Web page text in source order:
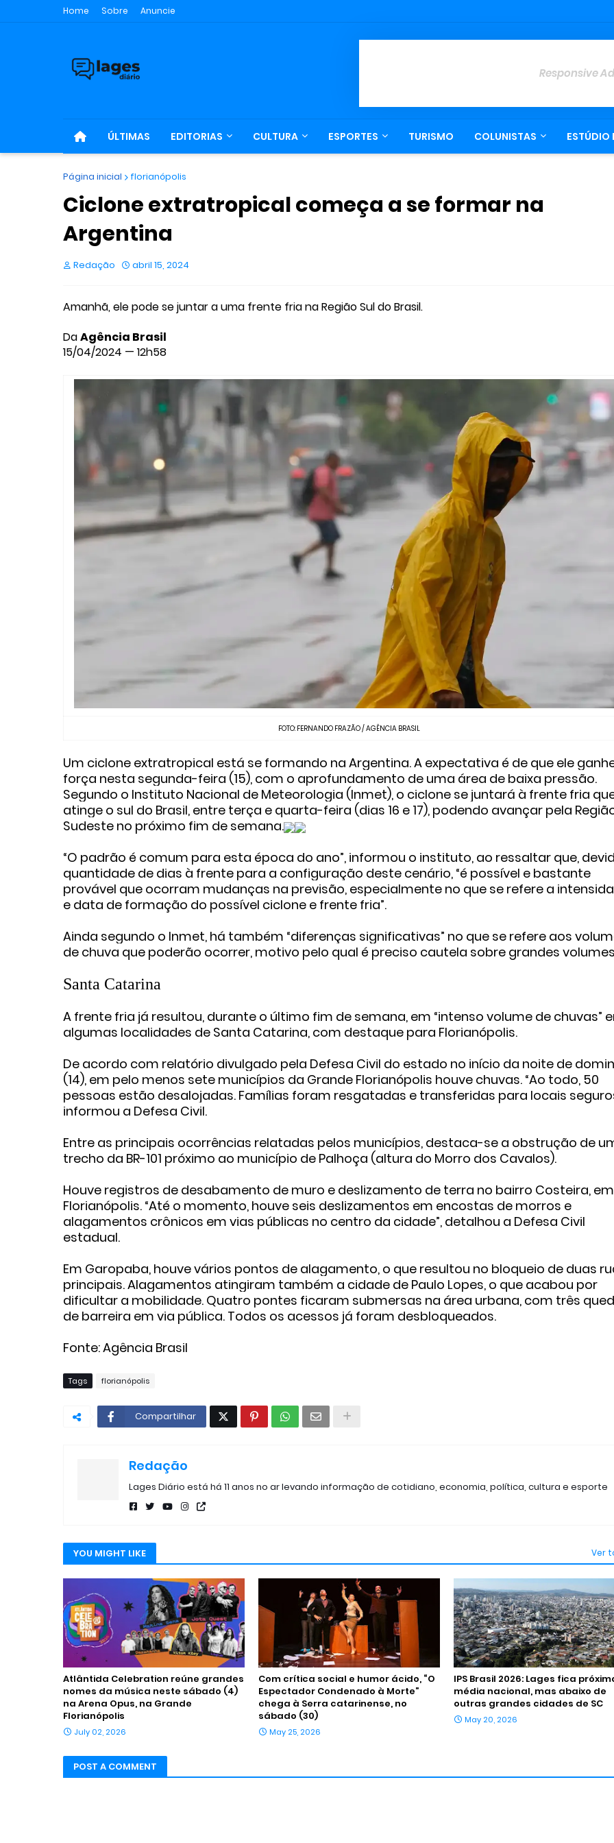
Home Sobre Anuncie
Responsive
ÚLTIMAS EDITORIAS CULTURA ESPORTES TURISMO COLUNISTAS ESTÚDIO
Página inicial florianópolis
Ciclone extratropical começa a se formar na
Argentina
Redação abril 15, 2024
Amanhã, ele pode se juntar a uma frente fria na Região Sul do Brasil.
DaAgência Brasil
15/04/2024 — 12h58
FOTO: FERNANDO FRAZÃO / AGÊNCIA BRASIL
Um ciclone extratropical está se formando na Argentina. A expectativa é de que ele
força nesta segunda-feira (15), com o aprofundamento de uma área de baixa pressão.
Segundo o Instituto Nacional de Meteorologia (Inmet), o ciclone se juntará à frente fria
atinge o sul do Brasil, entre terça e quarta-feira (dias 16 e 17), podendo avançar pela
Sudeste no próximo fim de semana.
“O padrão é comum para esta época do ano”, informou o instituto, ao ressaltar que,
quantidade de dias à frente para a configuração deste cenário, “é possível e bastante
provável que ocorram mudanças na previsão, especialmente no que se refere a
e data de formação do possível ciclone e frente fria”.
Ainda segundo o Inmet, há também “diferenças significativas” no que se refere aos
de chuva que poderão ocorrer, motivo pelo qual é preciso cautela sobre grandes
Santa Catarina
A frente fria já resultou, durante o último fim de semana, em “intenso volume de chuvas”
algumas localidades de Santa Catarina, com destaque para Florianópolis.
De acordo com relatório divulgado pela Defesa Civil do estado no início da noite de
(14), em pelo menos sete municípios da Grande Florianópolis houve chuvas. “Ao todo, 50
pessoas estão desalojadas. Famílias foram resgatadas e transferidas para locais
informou a Defesa Civil.
Entre as principais ocorrências relatadas pelos municípios, destaca-se a obstrução de
trecho da BR-101 próximo ao município de Palhoça (altura do Morro dos Cavalos).
Houve registros de desabamento de muro e deslizamento de terra no bairro Costeira, em
Florianópolis. “Até o momento, houve seis deslizamentos em encostas de morros e
alagamentos crônicos em vias públicas no centro da cidade”, detalhou a Defesa Civil
estadual.
Em Garopaba, houve vários pontos de alagamento, o que resultou no bloqueio de duas
principais. Alagamentos atingiram também a cidade de Paulo Lopes, o que acabou por
dificultar a mobilidade. Quatro pontes ficaram submersas na área urbana, com três
de barreira em via pública. Todos os acessos já foram desbloqueados.
Fonte: Agência Brasil
Tags florianópolis
Compartilhar
Redação
Lages Diário está há 11 anos no ar levando informação de cotidiano, economia, política, cultura e esporte
YOU MIGHT LIKE Ver
Atlântida Celebration reúne grandes
nomes da música neste sábado (4)
na Arena Opus, na Grande
Florianópolis
July 02, 2026
Com crítica social e humor ácido, “O
Espectador Condenado à Morte”
chega à Serra catarinense, no
sábado (30)
May 25, 2026
IPS Brasil 2026: Lages fica
média nacional, mas abaixo de
outras grandes cidades de SC
May 20, 2026
POST A COMMENT